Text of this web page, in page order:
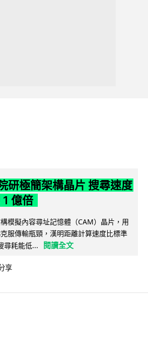
研極簡架構晶片 搜尋速度
億倍
模擬內容尋址記憶體（CAM）晶片，用
服傳輸瓶頸，漢明距離計算速度比標準
尋耗能低...
閱讀全文
享